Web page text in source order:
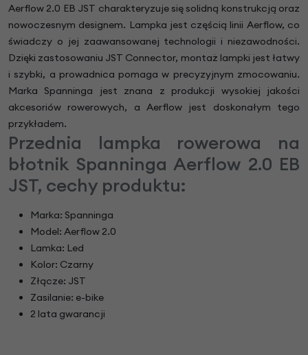
Aerflow 2.0 EB JST charakteryzuje się solidną konstrukcją oraz
nowoczesnym designem. Lampka jest częścią linii Aerflow, co
świadczy o jej zaawansowanej technologii i niezawodności.
Dzięki zastosowaniu JST Connector, montaż lampki jest łatwy
i szybki, a prowadnica pomaga w precyzyjnym zmocowaniu.
Marka Spanninga jest znana z produkcji wysokiej jakości
akcesoriów rowerowych, a Aerflow jest doskonałym tego
przykładem.
Przednia lampka rowerowa na
błotnik Spanninga Aerflow 2.0 EB
JST, cechy produktu:
Marka: Spanninga
Model: Aerflow 2.0
Lamka: Led
Kolor: Czarny
Złącze: JST
Zasilanie: e-bike
2 lata gwarancji